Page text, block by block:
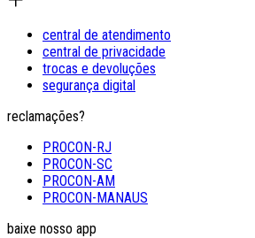
central de atendimento
central de privacidade
trocas e devoluções
segurança digital
reclamações?
PROCON-RJ
PROCON-SC
PROCON-AM
PROCON-MANAUS
baixe nosso app